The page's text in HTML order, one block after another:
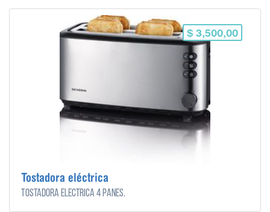
$ 3,500,00
Tostadora eléctrica
Tostadora eléctrica 4 panes.